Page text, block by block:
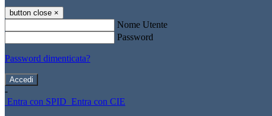
button close ×
Nome Utente
Password
Password dimenticata?
-
Entra con SPID Entra con CIE